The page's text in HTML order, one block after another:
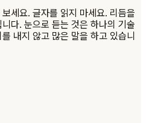
세요. 글자를 읽지 마세요. 리듬을
다. 눈으로 듣는 것은 하나의 기술
내지 않고 많은 말을 하고 있습니